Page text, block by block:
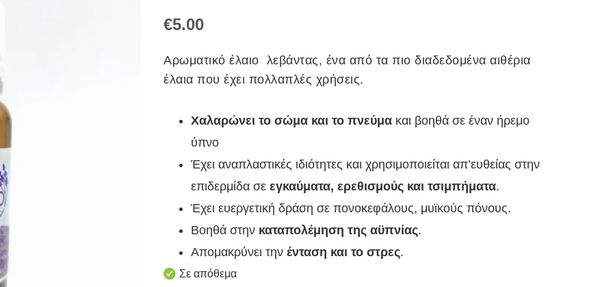
€5.00
Αρωματικό έλαιο λεβάντας, ένα από τα πιο διαδεδομένα αιθέρια
έλαια που έχει πολλαπλές χρήσεις.
Χαλαρώνει το σώμα και το πνεύμα και βοηθά σε έναν ήρεμο
ύπνο
Έχει αναπλαστικές ιδιότητες και χρησιμοποιείται απ’ευθείας στην
επιδερμίδα σε εγκαύματα, ερεθισμούς και τσιμπήματα.
Έχει ευεργετική δράση σε πονοκεφάλους, μυϊκούς πόνους.
Βοηθά στην καταπολέμηση της αϋπνίας.
Απομακρύνει την ένταση και το στρες.
Σε απόθεμα